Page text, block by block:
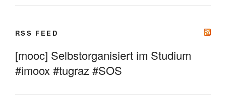
RSS FEED
[mooc] Selbstorganisiert im Studium
#imoox #tugraz #SOS